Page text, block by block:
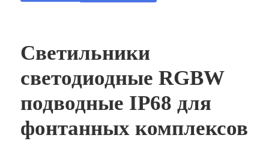
Светильники
светодиодные RGBW
подводные IP68 для
фонтанных комплексов